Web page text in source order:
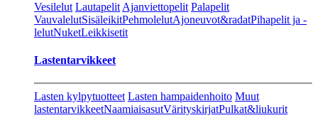
Vesilelut Lautapelit Ajanviettopelit Palapelit
VauvalelutSisäleikitPehmolelutAjoneuvot&radatPihapelit ja -
lelutNuketLeikkisetit
Lastentarvikkeet
Lasten kylpytuotteet Lasten hampaidenhoito Muut
lastentarvikkeetNaamiaisasutVärityskirjatPulkat&liukurit